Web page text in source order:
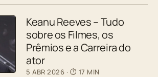
Keanu Reeves – Tudo
sobre os Filmes, os
Prêmios e a Carreira do
ator
5 ABR 2026 · ⏱ 17 MIN